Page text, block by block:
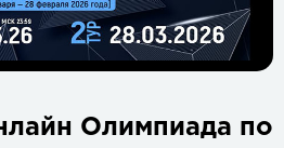
Олимпиада по